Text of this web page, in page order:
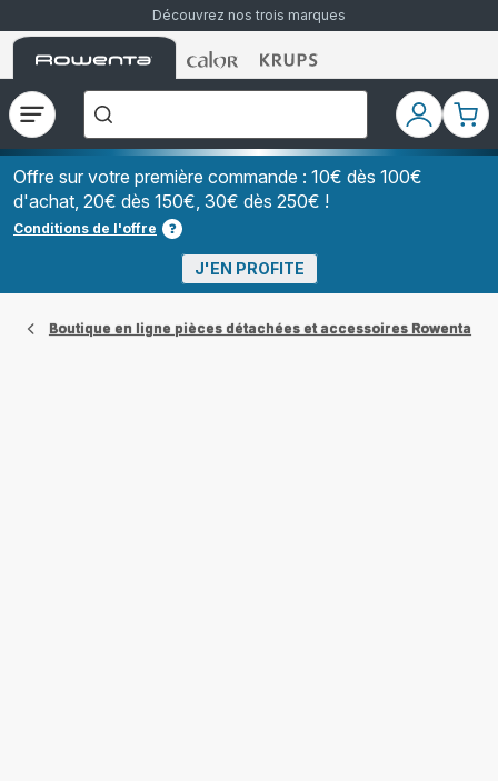
Découvrez nos trois marques
Accueil
Rowenta
Accueil
Rowenta
Accueil
Rowenta
Ouvrir
le
menu
recherchez-
vous
?","Aspirateurs
à
Grains","Centrales
Vapeurs","Sèche
Cheveux"]
Mon
compte
Mon
Offre sur votre première commande : 10€ dès 100€
d'achat, 20€ dès 150€, 30€ dès 250€ !
Conditions de l'offre
J'EN PROFITE
Boutique en ligne pièces détachées et accessoires Rowenta